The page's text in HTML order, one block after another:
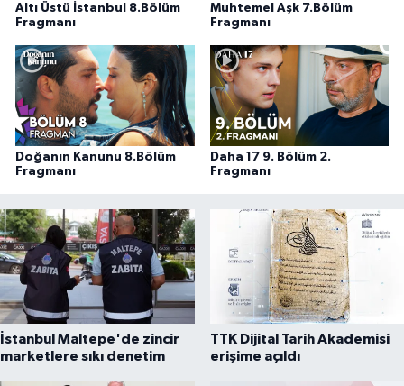
Altı Üstü İstanbul 8.Bölüm
Fragmanı
Muhtemel Aşk 7.Bölüm
Fragmanı
Doğanın Kanunu 8.Bölüm
Fragmanı
Daha 17 9. Bölüm 2.
Fragmanı
İstanbul Maltepe'de zincir
marketlere sıkı denetim
TTK Dijital Tarih Akademisi
erişime açıldı